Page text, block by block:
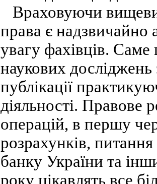
Враховуючи
права є надзвичайно
увагу фахівців. Саме
наукових досліджень
публікації
діяльності. Правове
операцій, в першу
розрахунків,
банку України та
року цікавлять все